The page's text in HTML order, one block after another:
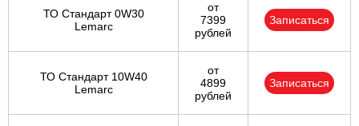
ТО Стандарт 0W30
Lemarc
от
7399
рублей
Записаться
ТО Стандарт 10W40
Lemarc
от
4899
рублей
Записаться